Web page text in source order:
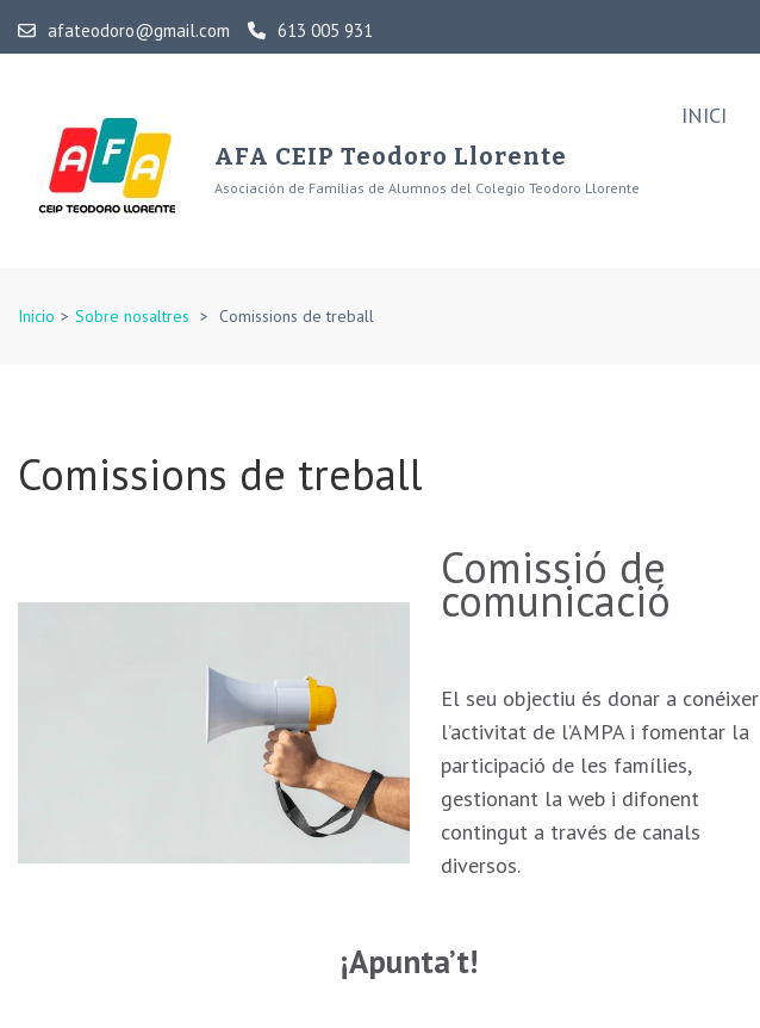
to
afateodoro@gmail.com 613 005 931
AFA CEIP Teodoro Llorente
Asociación de Familias de Alumnos del Colegio Teodoro Llorente
INICI
Inicio > Sobre nosaltres > Comissions de treball
Comissions de treball
Comissió de
comunicació
El seu objectiu és donar a conéixer
l’activitat de l’AMPA i fomentar la
participació de les famílies,
gestionant la web i difonent
contingut a través de canals
diversos.
¡Apunta’t!